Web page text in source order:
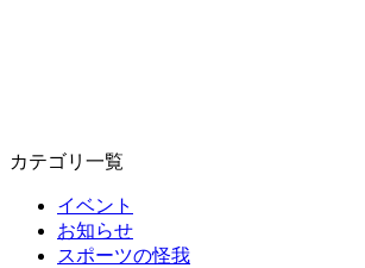
カテゴリ一覧
イベント
お知らせ
スポーツの怪我